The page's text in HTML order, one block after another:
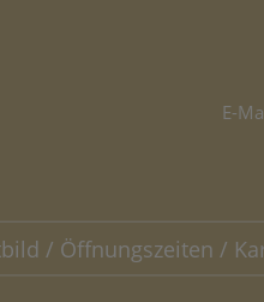
E-
/ Öffnungszeiten /